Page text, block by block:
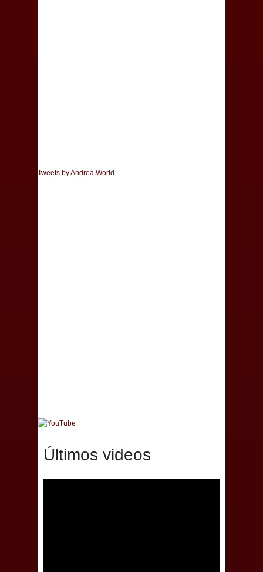
Tweets by Andrea World
Últimos videos